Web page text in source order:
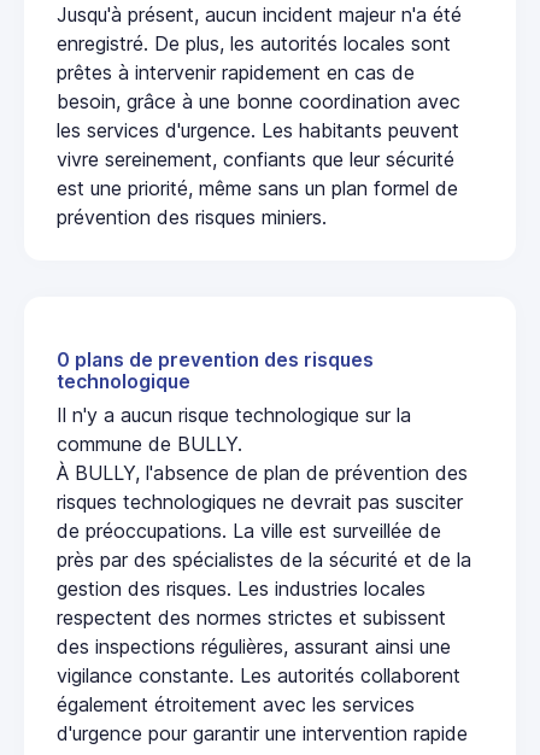
Jusqu'à présent, aucun incident majeur n'a été
enregistré. De plus, les autorités locales sont
prêtes à intervenir rapidement en cas de
besoin, grâce à une bonne coordination avec
les services d'urgence. Les habitants peuvent
vivre sereinement, confiants que leur sécurité
est une priorité, même sans un plan formel de
prévention des risques miniers.
0 plans de prevention des risques
technologique
Il n'y a aucun risque technologique sur la
commune de BULLY.
À BULLY, l'absence de plan de prévention des
risques technologiques ne devrait pas susciter
de préoccupations. La ville est surveillée de
près par des spécialistes de la sécurité et de la
gestion des risques. Les industries locales
respectent des normes strictes et subissent
des inspections régulières, assurant ainsi une
vigilance constante. Les autorités collaborent
également étroitement avec les services
d'urgence pour garantir une intervention rapide